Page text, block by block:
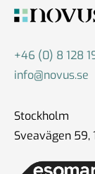
+46 (0) 8 128
info@novus.se
Stockholm
Sveavägen 59,